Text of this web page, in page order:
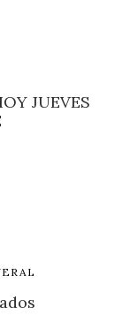
JUEVES